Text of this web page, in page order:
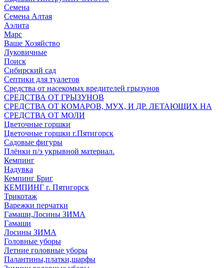
Семена
Семена Алтая
Аэлита
Марс
Ваше Хозяйство
Луковичные
Поиск
Сибирский сад
Септики для туалетов
Средства от насекомых вредителей грызунов
СPEДСТВА ОТ ГРЫЗУНОВ
СРЕДСТВА ОТ КОМАРОВ, МУХ, И ДР. ЛЕТАЮЩИХ НА
СРЕДСТВА ОТ МОЛИ
Цветочные горшки
Цветочные горшки г.Пятигорск
Садовые фигуры
Плёнки п/э укрывной материал.
Кемпинг
Надувка
Кемпинг Бриг
КЕМПИНГ г. Пятигорск
Трикотаж
Варежки перчатки
Гамаши,Лосины ЗИМА
Гамаши
Лосины ЗИМА
Головные уборы
Летние головные уборы
Палантины,платки,шарфы